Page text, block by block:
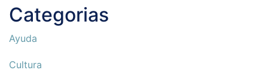
Categorias
Ayuda
Cultura